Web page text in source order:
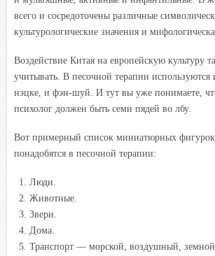
всего и сосредоточены различные
культурологические значения и
Воздействие Китая на европейскую культуру
учитывать. В песочной терапии используются
нэцке, и фэн-шуй. И тут вы уже понимаете,
психолог должен быть семи пядей во лбу.
Вот примерный список миниатюрных
понадобятся в песочной терапии:
Люди.
Животные.
Звери.
Дома.
Транспорт — морской, воздушный, земной.